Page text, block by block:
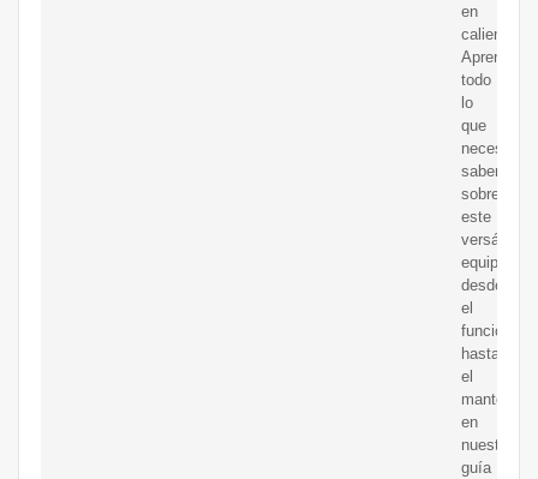
en
caliente.
Aprenda
todo
lo
que
necesita
saber
sobre
este
versátil
equipo,
desde
el
hasta
el
en
nuestra
guía